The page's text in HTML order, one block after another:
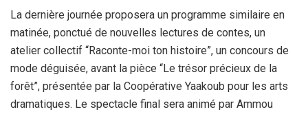
La dernière journée proposera un programme similaire en
matinée, ponctué de nouvelles lectures de contes, un
atelier collectif “Raconte-moi ton histoire”, un concours de
mode déguisée, avant la pièce “Le trésor précieux de la
forêt”, présentée par la Coopérative Yaakoub pour les arts
dramatiques. Le spectacle final sera animé par Ammou